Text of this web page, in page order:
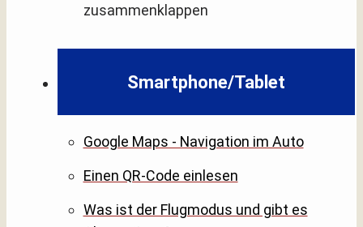
zusammenklappen
Smartphone/Tablet
Google Maps - Navigation im Auto
Einen QR-Code einlesen
Was ist der Flugmodus und gibt es